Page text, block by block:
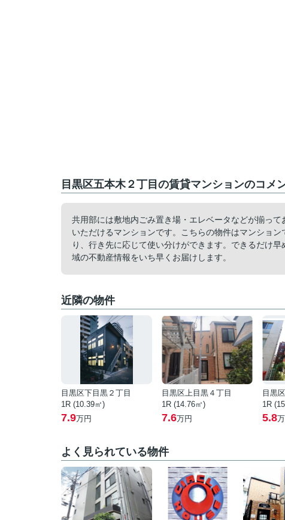
目黒区五本木２丁目の賃貸マンションのコメ
共用部には敷地内ごみ置き場・エレベータなどが揃っ
いただけるマンションです。こちらの物件はマンショ
り、行き先に応じて使い分けができます。できるだけ
域の不動産情報をいち早くお届けします。
近隣の物件
目黒区下目黒２丁目
1R (10.39㎡)
7.9万円
目黒区上目黒４丁目
1R (14.76㎡)
7.6万円
目黒
1R
5.8
よく見られている物件